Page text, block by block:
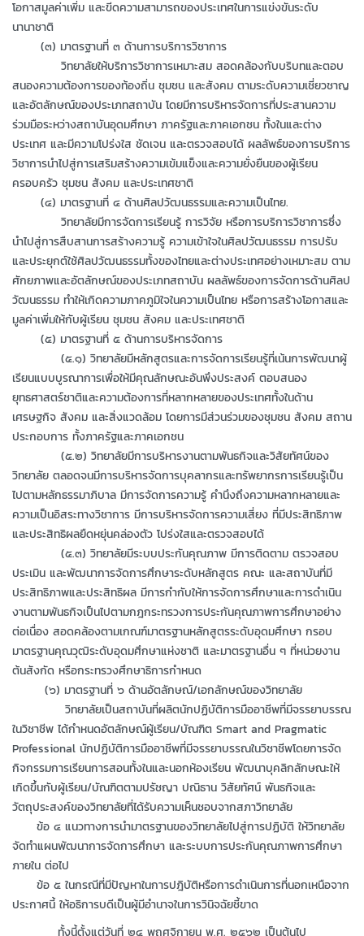
โอกาสมูลค่าเพิ่ม และขีดความสามารถของประเทศในการแข่งขันระดับ
นานาชาติ
(๓) มาตรฐานที่ ๓ ด้านการบริการวิชาการ
วิทยาลัยให้บริการวิชาการเหมาะสม สอดคล้องกับบริบทและตอบ
สนองความต้องการของท้องถิ่น ชุมชน และสังคม ตามระดับความเชี่ยวชาญ
และอัตลักษณ์ของประเภทสถาบัน โดยมีการบริหารจัดการที่ประสานความ
ร่วมมือระหว่างสถาบันอุดมศึกษา ภาครัฐและภาคเอกชน ทั้งในและต่าง
ประเทศ และมีความโปร่งใส ชัดเจน และตรวจสอบได้ ผลลัพธ์ของการบริการ
วิชาการนำไปสู่การเสริมสร้างความเข้มแข็งและความยั่งยืนของผู้เรียน
ครอบครัว ชุมชน สังคม และประเทศชาติ
(๔) มาตรฐานที่ ๔ ด้านศิลปวัฒนธรรมและความเป็นไทย.
วิทยาลัยมีการจัดการเรียนรู้ การวิจัย หรือการบริการวิชาการซึ่ง
นำไปสู่การสืบสานการสร้างความรู้ ความเข้าใจในศิลปวัฒนธรรม การปรับ
และประยุกต์ใช้ศิลปวัฒนธรรมทั้งของไทยและต่างประเทศอย่างเหมาะสม ตาม
ศักยภาพและอัตลักษณ์ของประเภทสถาบัน ผลลัพธ์ของการจัดการด้านศิลป
วัฒนธรรม ทำให้เกิดความภาคภูมิใจในความเป็นไทย หรือการสร้างโอกาสและ
มูลค่าเพิ่มให้กับผู้เรียน ชุมชน สังคม และประเทศชาติ
(๕) มาตรฐานที่ ๕ ด้านการบริหารจัดการ
(๕.๑) วิทยาลัยมีหลักสูตรและการจัดการเรียนรู้ที่เน้นการพัฒนาผู้
เรียนแบบบูรณาการเพื่อให้มีคุณลักษณะอันพึงประสงค์ ตอบสนอง
ยุทธศาสตร์ชาติและความต้องการที่หลากหลายของประเทศทั้งในด้าน
เศรษฐกิจ สังคม และสิ่งแวดล้อม โดยการมีส่วนร่วมของชุมชน สังคม สถาน
ประกอบการ ทั้งภาครัฐและภาคเอกชน
(๕.๒) วิทยาลัยมีการบริหารงานตามพันธกิจและวิสัยทัศน์ของ
วิทยาลัย ตลอดจนมีการบริหารจัดการบุคลากรและทรัพยากรการเรียนรู้เป็น
ไปตามหลักธรรมาภิบาล มีการจัดการความรู้ คำนึงถึงความหลากหลายและ
ความเป็นอิสระทางวิชาการ มีการบริหารจัดการความเสี่ยง ที่มีประสิทธิภาพ
และประสิทธิผลยืดหยุ่นคล่องตัว โปร่งใสและตรวจสอบได้
(๕.๓) วิทยาลัยมีระบบประกันคุณภาพ มีการติดตาม ตรวจสอบ
ประเมิน และพัฒนาการจัดการศึกษาระดับหลักสูตร คณะ และสถาบันที่มี
ประสิทธิภาพและประสิทธิผล มีการกำกับให้การจัดการศึกษาและการดำเนิน
งานตามพันธกิจเป็นไปตามกฎกระทรวงการประกันคุณภาพการศึกษาอย่าง
ต่อเนื่อง สอดคล้องตามเกณฑ์มาตรฐานหลักสูตรระดับอุดมศึกษา กรอบ
มาตรฐานคุณวุฒิระดับอุดมศึกษาแห่งชาติ และมาตรฐานอื่น ๆ ที่หน่วยงาน
ต้นสังกัด หรือกระทรวงศึกษาธิการกำหนด
(๖) มาตรฐานที่ ๖ ด้านอัตลักษณ์/เอกลักษณ์ของวิทยาลัย
วิทยาลัยเป็นสถาบันที่ผลิตนักปฏิบัติการมืออาชีพที่มีจรรยาบรรณ
ในวิชาชีพ ได้กำหนดอัตลักษณ์ผู้เรียน/บัณฑิต Smart and Pragmatic
Professional นักปฏิบัติการมืออาชีพที่มีจรรยาบรรณในวิชาชีพโดยการจัด
กิจกรรมการเรียนการสอนทั้งในและนอกห้องเรียน พัฒนาบุคลิกลักษณะให้
เกิดขึ้นกับผู้เรียน/บัณฑิตตามปรัชญา ปณิธาน วิสัยทัศน์ พันธกิจและ
วัตถุประสงค์ของวิทยาลัยที่ได้รับความเห็นชอบจากสภาวิทยาลัย
ข้อ ๔ แนวทางการนำมาตรฐานของวิทยาลัยไปสู่การปฏิบัติ ให้วิทยาลัย
จัดทำแผนพัฒนาการจัดการศึกษา และระบบการประกันคุณภาพการศึกษา
ภายใน ต่อไป
ข้อ ๕ ในกรณีที่มีปัญหาในการปฎิบัติหรือการดำเนินการที่นอกเหนือจาก
ประกาศนี้ ให้อธิการบดีเป็นผู้มีอำนาจในการวินิจฉัยชี้ขาด
ทั้งนี้ตั้งแต่วันที่ ๒๔ พฤศจิกายน พ.ศ. ๒๕๖๒ เป็นต้นไป